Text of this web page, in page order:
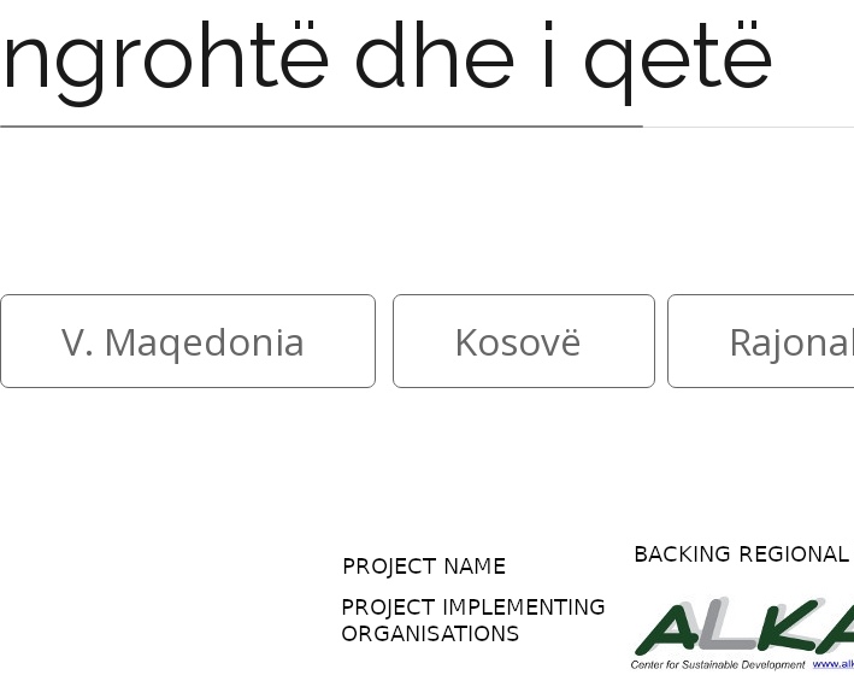
ngrohtë dhe i qetë
V. Maqedonia
Kosovë